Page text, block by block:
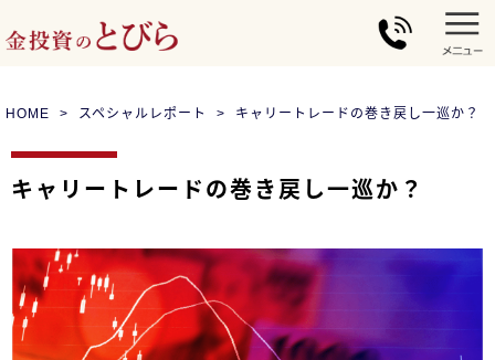
HOME スペシャルレポート キャリートレードの巻き戻し一巡か？
キャリートレードの巻き戻し一巡か？